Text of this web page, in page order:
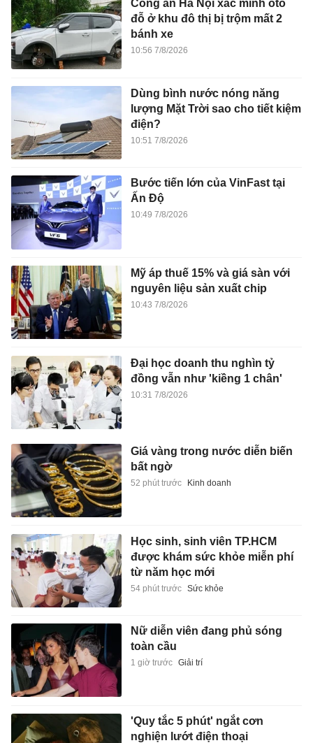
Công an Hà Nội xác minh ôtô
đỗ ở khu đô thị bị trộm mất 2
bánh xe
10:56 7/8/2026
Dùng bình nước nóng năng
lượng Mặt Trời sao cho tiết kiệm
điện?
10:51 7/8/2026
Bước tiến lớn của VinFast tại
Ấn Độ
10:49 7/8/2026
Mỹ áp thuế 15% và giá sàn với
nguyên liệu sản xuất chip
10:43 7/8/2026
Đại học doanh thu nghìn tỷ
đồng vẫn như 'kiềng 1 chân'
10:31 7/8/2026
Giá vàng trong nước diễn biến
bất ngờ
52 phút trước Kinh doanh
Học sinh, sinh viên TP.HCM
được khám sức khỏe miễn phí
từ năm học mới
54 phút trước Sức khỏe
Nữ diễn viên đang phủ sóng
toàn cầu
1 giờ trước Giải trí
'Quy tắc 5 phút' ngắt cơn
nghiện lướt điện thoại